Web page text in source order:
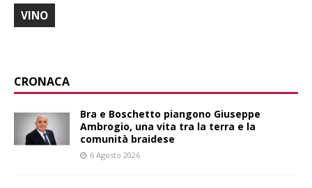
VINO
CRONACA
Bra e Boschetto piangono Giuseppe
Ambrogio, una vita tra la terra e la
comunità braidese
6 Agosto 2026